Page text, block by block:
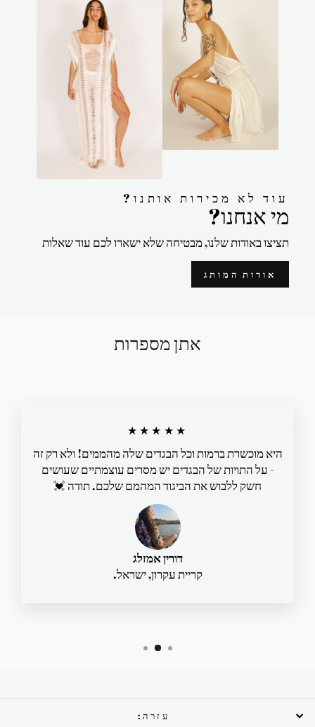
?עוד לא מכירות אותנו
?מי אנחנו
תציצו באודות שלנו, מבטיחה שלא ישארו לכם עוד שאלות
אודות המותג
אתן מספרות
★★★★★
היא מוכשרת ברמות וכל הבגדים שלה מהממים! ולא רק זה
- על התויות של הבגדים יש מסרים עוצמתיים שעושים
חשק ללבוש את הביגוד המהמם שלכם. תודה 💓
דורין אמזלג
קריית עקרון, ישראל.
עזרה: